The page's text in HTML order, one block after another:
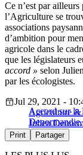
Ce n’est par
l’Agriculture se
associations
d’ambition pour
agricole dans le
que les législateurs
accord » selon
par les écologistes.
Accord sur la
Jul 29, 2021 -
Agriculture &
Julien
Print Partager